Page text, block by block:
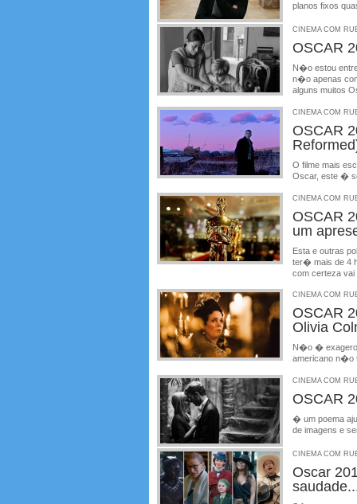
planos fixos
CINEMA COM
OSCAR
N�o estou
n�o apenas
alguns muitos
CINEMA COM
OSCAR
O filme mais
Oscar, este �
CINEMA COM
OSCAR
um
Esta e outras
ter� mais de 4
com certeza
CINEMA COM
OSCAR
Olivia
N�o � exagero
americano n�o
CINEMA COM
OSCAR
� um poema
de imagens e
CINEMA COM
Oscar